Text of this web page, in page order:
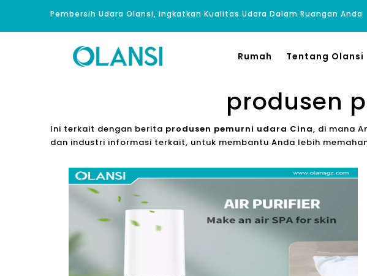
Pembersih Udara Olansi, ingkatkan Kualitas Udara Dalam Ruangan Anda
Rumah Tentang Olansi
produsen
Ini terkait dengan berita produsen pemurni udara Cina, di mana
dan industri informasi terkait, untuk membantu Anda lebih